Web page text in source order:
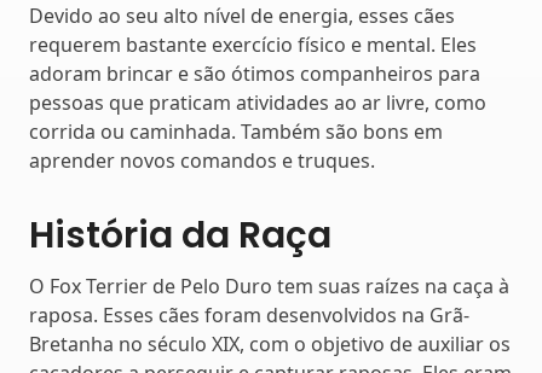
Devido ao seu alto nível de energia, esses cães
requerem bastante exercício físico e mental. Eles
adoram brincar e são ótimos companheiros para
pessoas que praticam atividades ao ar livre, como
corrida ou caminhada. Também são bons em
aprender novos comandos e truques.
História da Raça
O Fox Terrier de Pelo Duro tem suas raízes na caça à
raposa. Esses cães foram desenvolvidos na Grã-
Bretanha no século XIX, com o objetivo de auxiliar os